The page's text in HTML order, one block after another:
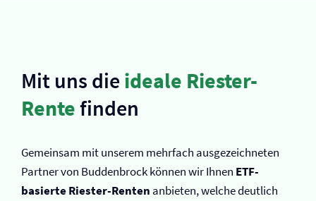
Mit uns die ideale Riester-
Rentefinden
Gemeinsam mit unserem mehrfach ausgezeichneten
Partner von Buddenbrock können wir Ihnen ETF-
basierte Riester-Renten anbieten, welche deutlich